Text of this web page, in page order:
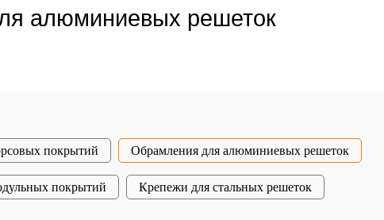
алюминиевых решеток
покрытий Обрамления для алюминиевых решеток
покрытий Крепежи для стальных решеток